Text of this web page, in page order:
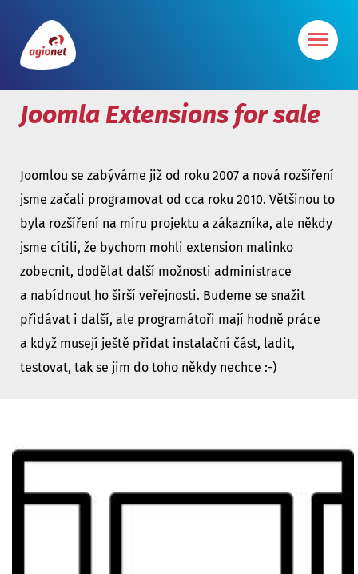
Joomla Extensions for sale
Joomlou se zabýváme již od roku 2007 a nová rozšíření
jsme začali programovat od cca roku 2010. Většinou to
byla rozšíření na míru projektu a zákazníka, ale někdy
jsme cítili, že bychom mohli extension malinko
zobecnit, dodělat další možnosti administrace
a nabídnout ho širší veřejnosti. Budeme se snažit
přidávat i další, ale programátoři mají hodně práce
a když musejí ještě přidat instalační část, ladit,
testovat, tak se jim do toho někdy nechce :-)